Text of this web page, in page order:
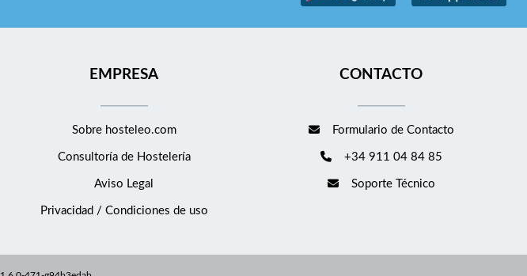
EMPRESA
Sobre hosteleo.com
Consultoría de Hostelería
Aviso Legal
Privacidad / Condiciones de uso
CONTACTO
Formulario de Contacto
+34 911 04 84 85
Soporte Técnico